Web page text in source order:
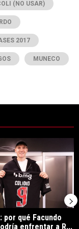
(NO USAR)
2017
MUNECO
y un regreso
de tendencia con el
por qué Facundo
enfrentar a R...